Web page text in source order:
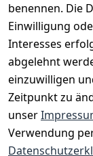
benennen. Die
Einwilligung
Interesses
abgelehnt
einzuwilligen
Zeitpunkt zu
unser
Verwendung
Rechtliches
AGB
Impressum
Datenschutze
rklärung
Barrierefreihe